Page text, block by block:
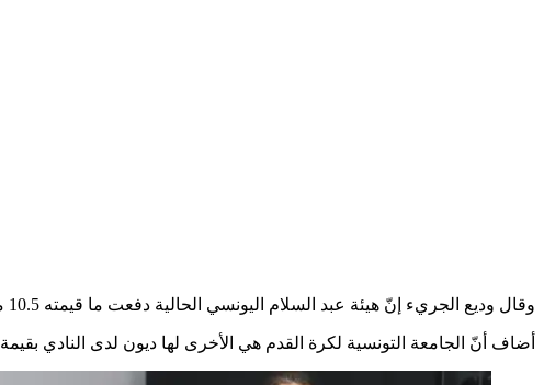
وقال وديع الجريء إنّ هيئة عبد السلام اليونسي الحالية دفعت ما قيمته 10.5 مليون دينار كديون لـ 17 ملفًا سابقة.
أضاف أنّ الجامعة التونسية لكرة القدم هي الأخرى لها ديون لدى النادي بقيمة 3.240 مليون دينار تمت جدولتها على أقساط شهرية منذ شهر جويلية الماضي.